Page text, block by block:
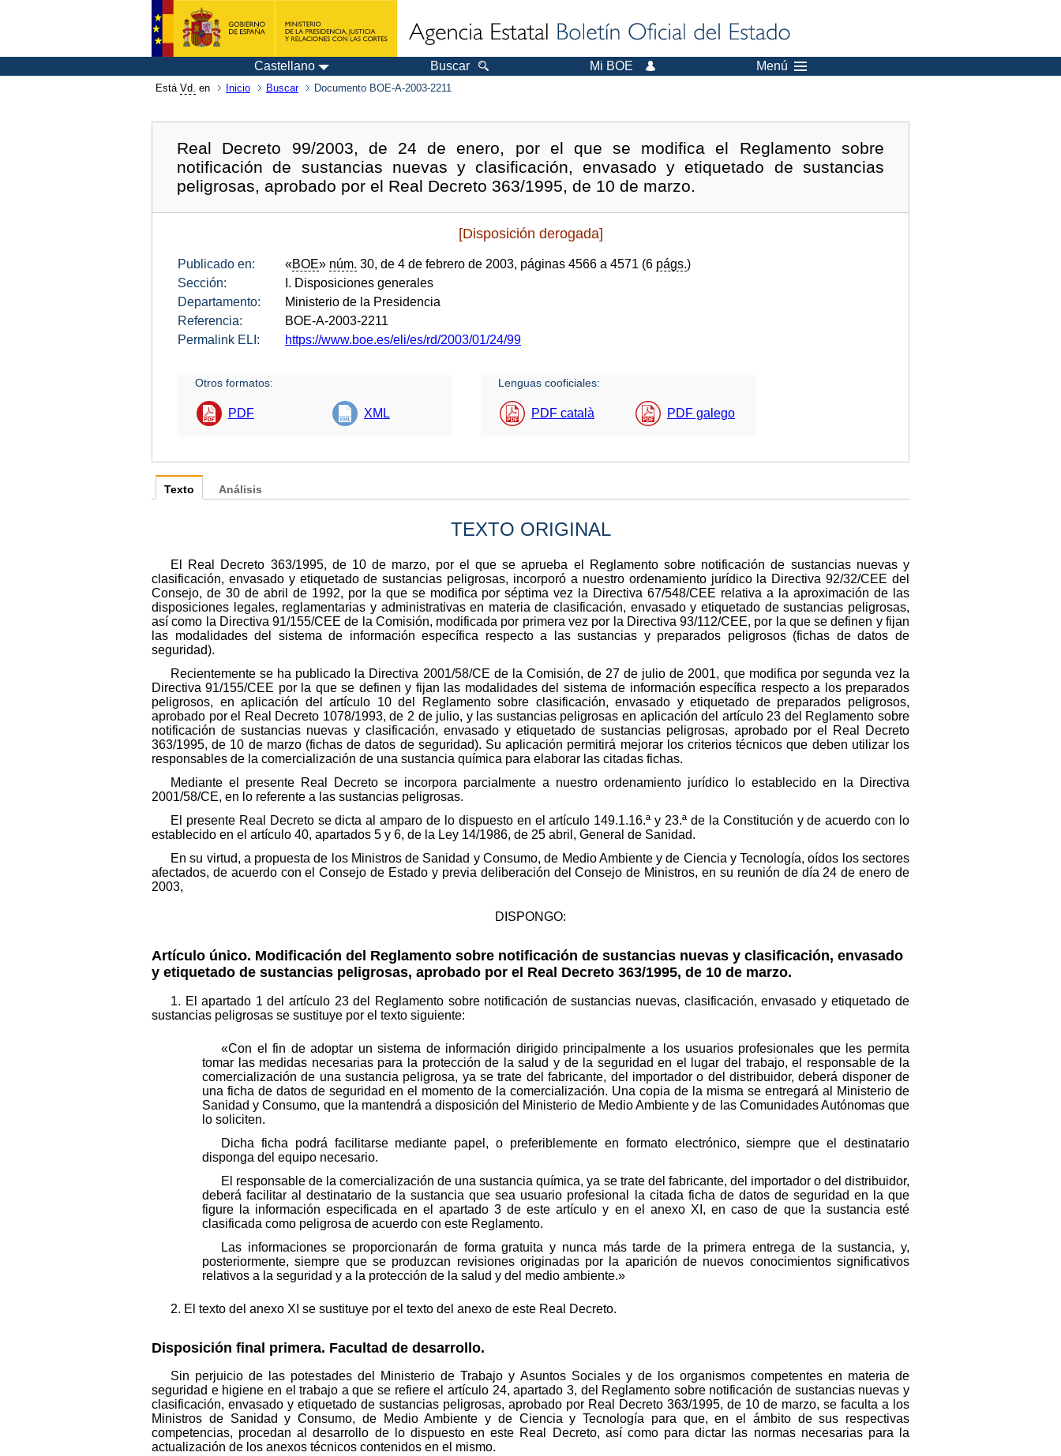
Castellano Buscar Mi BOE Menú
Está Vd. en Inicio Buscar Documento BOE-A-2003-2211
Real Decreto 99/2003, de 24 de enero, por el que se modifica el Reglamento sobre
notificación de sustancias nuevas y clasificación, envasado y etiquetado de sustancias
peligrosas, aprobado por el Real Decreto 363/1995, de 10 de marzo.
[Disposición derogada]
Publicado en: «BOE» núm. 30, de 4 de febrero de 2003, páginas 4566 a 4571 (6 págs.)
Sección:
I. Disposiciones generales
Departamento:
Ministerio de la Presidencia
Referencia:
BOE-A-2003-2211
Permalink ELI:
https://www.boe.es/eli/es/rd/2003/01/24/99
Otros formatos:
PDF XML
Lenguas cooficiales:
PDF català PDF galego
Texto
TEXTO ORIGINAL
El Real Decreto 363/1995, de 10 de marzo, por el que se aprueba el Reglamento sobre notificación de sustancias nuevas y
clasificación, envasado y etiquetado de sustancias peligrosas, incorporó a nuestro ordenamiento jurídico la Directiva 92/32/CEE del
Consejo, de 30 de abril de 1992, por la que se modifica por séptima vez la Directiva 67/548/CEE relativa a la aproximación de las
disposiciones legales, reglamentarias y administrativas en materia de clasificación, envasado y etiquetado de sustancias peligrosas,
así como la Directiva 91/155/CEE de la Comisión, modificada por primera vez por la Directiva 93/112/CEE, por la que se definen y fijan
las modalidades del sistema de información específica respecto a las sustancias y preparados peligrosos (fichas de datos de
seguridad).
Recientemente se ha publicado la Directiva 2001/58/CE de la Comisión, de 27 de julio de 2001, que modifica por segunda vez la
Directiva 91/155/CEE por la que se definen y fijan las modalidades del sistema de información específica respecto a los preparados
peligrosos, en aplicación del artículo 10 del Reglamento sobre clasificación, envasado y etiquetado de preparados peligrosos,
aprobado por el Real Decreto 1078/1993, de 2 de julio, y las sustancias peligrosas en aplicación del artículo 23 del Reglamento sobre
notificación de sustancias nuevas y clasificación, envasado y etiquetado de sustancias peligrosas, aprobado por el Real Decreto
363/1995, de 10 de marzo (fichas de datos de seguridad). Su aplicación permitirá mejorar los criterios técnicos que deben utilizar los
responsables de la comercialización de una sustancia química para elaborar las citadas fichas.
Mediante el presente Real Decreto se incorpora parcialmente a nuestro ordenamiento jurídico lo establecido en la Directiva
2001/58/CE, en lo referente a las sustancias peligrosas.
El presente Real Decreto se dicta al amparo de lo dispuesto en el artículo 149.1.16.ª y 23.ª de la Constitución y de acuerdo con lo
establecido en el artículo 40, apartados 5 y 6, de la Ley 14/1986, de 25 abril, General de Sanidad.
En su virtud, a propuesta de los Ministros de Sanidad y Consumo, de Medio Ambiente y de Ciencia y Tecnología, oídos los sectores
afectados, de acuerdo con el Consejo de Estado y previa deliberación del Consejo de Ministros, en su reunión de día 24 de enero de
2003,
DISPONGO:
Artículo único. Modificación del Reglamento sobre notificación de sustancias nuevas y clasificación, envasado
y etiquetado de sustancias peligrosas, aprobado por el Real Decreto 363/1995, de 10 de marzo.
1. El apartado 1 del artículo 23 del Reglamento sobre notificación de sustancias nuevas, clasificación, envasado y etiquetado de
sustancias peligrosas se sustituye por el texto siguiente:
«Con el fin de adoptar un sistema de información dirigido principalmente a los usuarios profesionales que les permita
tomar las medidas necesarias para la protección de la salud y de la seguridad en el lugar del trabajo, el responsable de la
comercialización de una sustancia peligrosa, ya se trate del fabricante, del importador o del distribuidor, deberá disponer de
una ficha de datos de seguridad en el momento de la comercialización. Una copia de la misma se entregará al Ministerio de
Sanidad y Consumo, que la mantendrá a disposición del Ministerio de Medio Ambiente y de las Comunidades Autónomas que
lo soliciten.
Dicha ficha podrá facilitarse mediante papel, o preferiblemente en formato electrónico, siempre que el destinatario
disponga del equipo necesario.
El responsable de la comercialización de una sustancia química, ya se trate del fabricante, del importador o del distribuidor,
deberá facilitar al destinatario de la sustancia que sea usuario profesional la citada ficha de datos de seguridad en la que
figure la información especificada en el apartado 3 de este artículo y en el anexo XI, en caso de que la sustancia esté
clasificada como peligrosa de acuerdo con este Reglamento.
Las informaciones se proporcionarán de forma gratuita y nunca más tarde de la primera entrega de la sustancia, y,
posteriormente, siempre que se produzcan revisiones originadas por la aparición de nuevos conocimientos significativos
relativos a la seguridad y a la protección de la salud y del medio ambiente.»
2. El texto del anexo XI se sustituye por el texto del anexo de este Real Decreto.
Disposición final primera. Facultad de desarrollo.
Sin perjuicio de las potestades del Ministerio de Trabajo y Asuntos Sociales y de los organismos competentes en materia de
seguridad e higiene en el trabajo a que se refiere el artículo 24, apartado 3, del Reglamento sobre notificación de sustancias nuevas y
clasificación, envasado y etiquetado de sustancias peligrosas, aprobado por Real Decreto 363/1995, de 10 de marzo, se faculta a los
Ministros de Sanidad y Consumo, de Medio Ambiente y de Ciencia y Tecnología para que, en el ámbito de sus respectivas
competencias, procedan al desarrollo de lo dispuesto en este Real Decreto, así como para dictar las normas necesarias para la
actualización de los anexos técnicos contenidos en el mismo.
Análisis